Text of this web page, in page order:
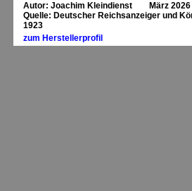
Autor: Joachim Kleindienst März 2026
Quelle: Deutscher Reichsanzeiger und
1923
zum Herstellerprofil